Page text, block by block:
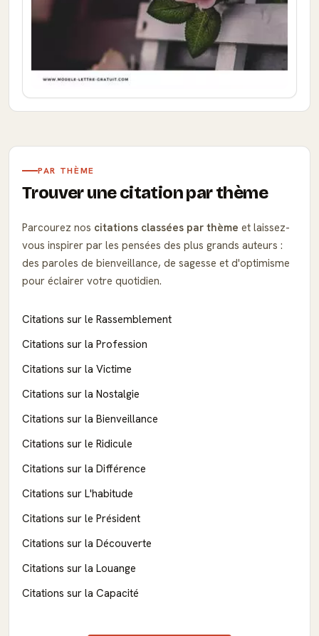
PAR THÈME
Trouver une citation par thème
Parcourez nos citations classées par thème et laissez-
vous inspirer par les pensées des plus grands auteurs :
des paroles de bienveillance, de sagesse et d'optimisme
pour éclairer votre quotidien.
Citations sur le Rassemblement
Citations sur la Profession
Citations sur la Victime
Citations sur la Nostalgie
Citations sur la Bienveillance
Citations sur le Ridicule
Citations sur la Différence
Citations sur L'habitude
Citations sur le Président
Citations sur la Découverte
Citations sur la Louange
Citations sur la Capacité